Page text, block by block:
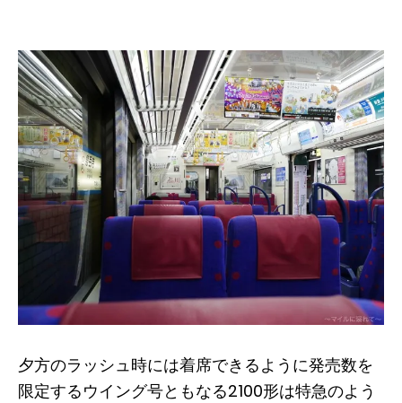
夕方のラッシュ時には着席できるように発売数を
限定するウイング号ともなる2100形は特急のよう